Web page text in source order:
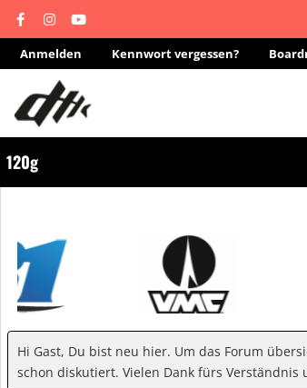
Anmelden Kennwort vergessen?
120g
Hi Gast, Du bist neu hier. Um das Forum
schon diskutiert. Vielen Dank fürs Verständnis